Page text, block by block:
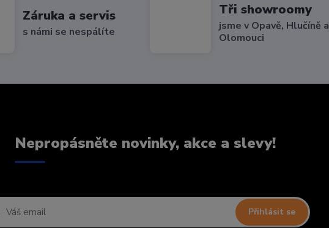
Záruka a servis
s námi se nespálíte
Tři showroomy
jsme v Opavě, Hlučíně a
Olomouci
Nepropásněte novinky, akce a slevy!
Přihlásit se